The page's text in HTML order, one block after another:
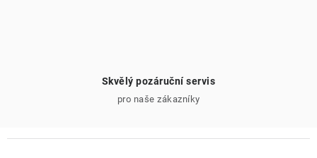
Skvělý pozáruční servis
pro naše zákazníky